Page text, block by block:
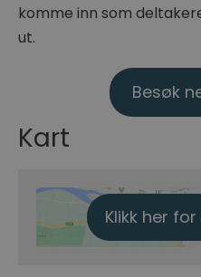
komme inn som
ut.
Besøk
Kart
Klikk her